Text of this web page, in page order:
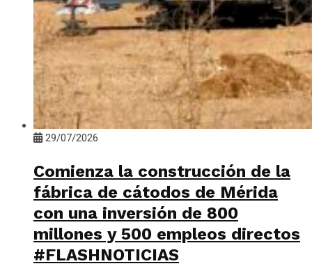
29/07/2026
Comienza la construcción de la
fábrica de cátodos de Mérida
con una inversión de 800
millones y 500 empleos directos
#FLASHNOTICIAS